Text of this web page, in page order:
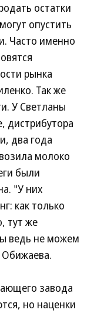
остатки
опустить
Часто именно
рынка
Так же
У Светланы
дистрибутора
два года
молоко
были
"У них
как только
тут же
ведь не можем
завода
но наценки